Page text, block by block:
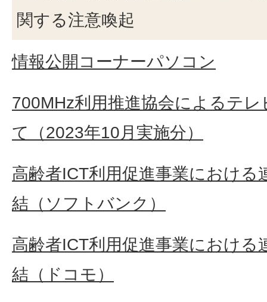
関する注意喚起
情報公開コーナーパソコン
700MHz利用推進協会によるテ
て（2023年10月実施分）
高齢者ICT利用促進事業における
結（ソフトバンク）
高齢者ICT利用促進事業における
結（ドコモ）